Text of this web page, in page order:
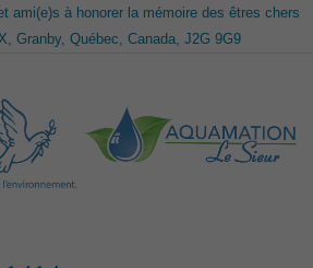
ami(e)s à honorer la mémoire des êtres chers
Granby, Québec, Canada, J2G 9G9